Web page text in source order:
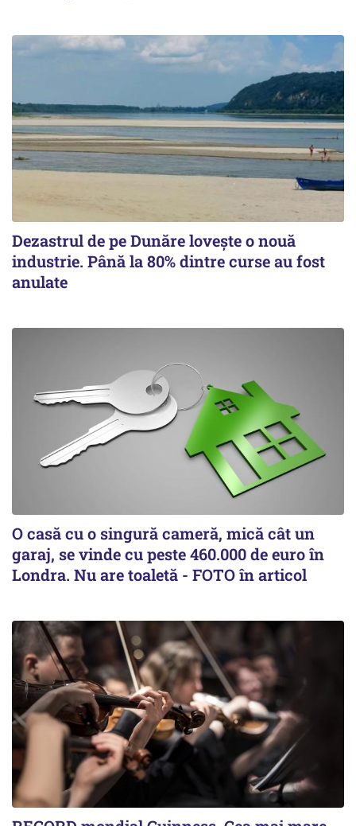
Dezastrul de pe Dunăre lovește o nouă
industrie. Până la 80% dintre curse au fost
anulate
O casă cu o singură cameră, mică cât un
garaj, se vinde cu peste 460.000 de euro în
Londra. Nu are toaletă - FOTO în articol